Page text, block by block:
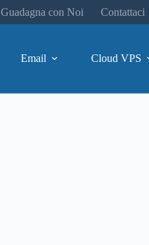
Guadagna con Noi Contattaci
Email Cloud VPS